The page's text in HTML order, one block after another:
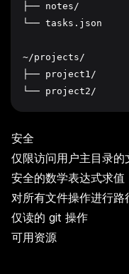
├── notes/
└── tasks.json
~/projects/
├── project1/
安全
仅限访问用户主目录的
安全的数学表达式求值
对所有文件操作进行路
仅读的 git 操作
可用资源